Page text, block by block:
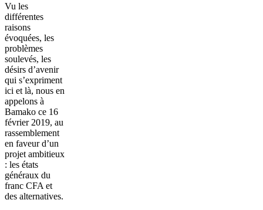
Vu les
différentes
raisons
évoquées, les
problèmes
soulevés, les
désirs d’avenir
qui s’expriment
ici et là, nous en
appelons à
Bamako ce 16
février 2019, au
rassemblement
en faveur d’un
projet ambitieux
: les états
généraux du
franc CFA et
des alternatives.